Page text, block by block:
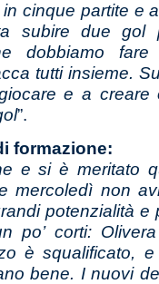
cinque partite e
subire due gol
dobbiamo fare
tutti insieme.
e a creare
”.
formazione:
e si è meritato
mercoledì non
potenzialità e
po’ corti:
è squalificato,
bene. I nuovi